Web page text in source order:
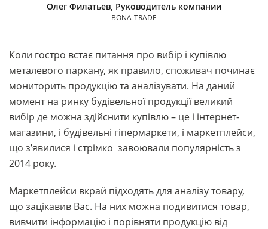
Олег Филатьев, Руководитель компании
BONA-TRADE
Коли гостро встає питання про вибір і купівлю
металевого паркану, як правило, споживач починає
мониторить продукцію та аналізувати. На даний
момент на ринку будівельної продукції великий
вибір де можна здійснити купівлю – це і інтернет-
магазини, і будівельні гіпермаркети, і маркетплейси,
що з’явилися і стрімко завоювали популярність з
2014 року.
Маркетплейси вкрай підходять для аналізу товару,
що зацікавив Вас. На них можна подивитися товар,
вивчити інформацію і порівняти продукцію від